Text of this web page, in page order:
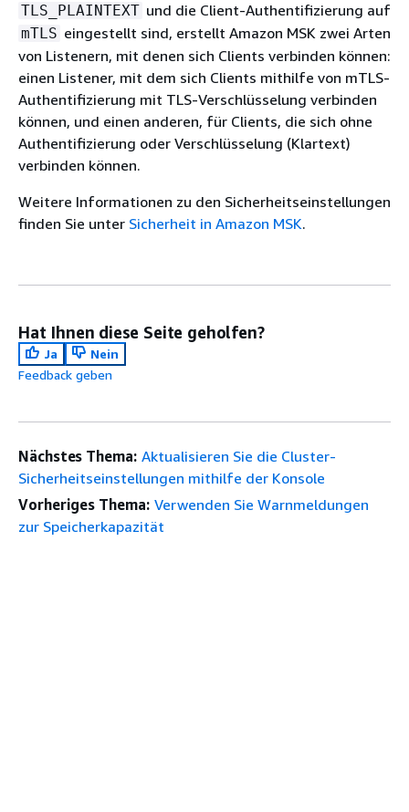
TLS_PLAINTEXT und die Client-Authentifizierung auf
mTLS eingestellt sind, erstellt Amazon MSK zwei Arten
von Listenern, mit denen sich Clients verbinden können:
einen Listener, mit dem sich Clients mithilfe von mTLS-
Authentifizierung mit TLS-Verschlüsselung verbinden
können, und einen anderen, für Clients, die sich ohne
Authentifizierung oder Verschlüsselung (Klartext)
verbinden können.
Weitere Informationen zu den Sicherheitseinstellungen
finden Sie unter Sicherheit in Amazon MSK.
Hat Ihnen diese Seite geholfen?
Ja
Nein
Feedback geben
Nächstes Thema: Aktualisieren Sie die Cluster-
Sicherheitseinstellungen mithilfe der Konsole
Vorheriges Thema: Verwenden Sie Warnmeldungen
zur Speicherkapazität